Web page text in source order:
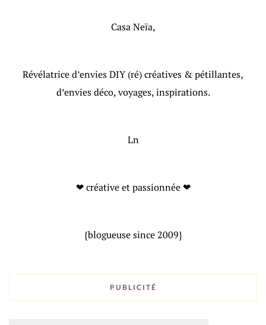
Casa Neïa,
Révélatrice d’envies DIY (ré) créatives & pétillantes,
d’envies déco, voyages, inspirations.
Ln
❤ créative et passionnée ❤
{blogueuse since 2009}
PUBLICITÉ